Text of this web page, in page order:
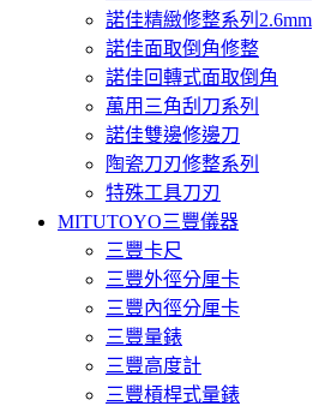
諾佳精緻修整系列2.6mm
諾佳面取倒角修整
諾佳回轉式面取倒角
萬用三角刮刀系列
諾佳雙邊修邊刀
陶瓷刀刃修整系列
特殊工具刀刃
MITUTOYO三豐儀器
三豐卡尺
三豐外徑分厘卡
三豐內徑分厘卡
三豐量錶
三豐高度計
三豐槓桿式量錶